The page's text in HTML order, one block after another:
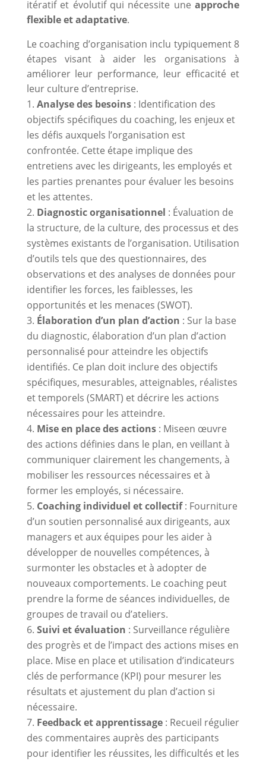
itératif et évolutif qui nécessite uneapproche
flexible et adaptative.
Le coaching d’organisation inclu typiquement 8
étapes visant à aider les organisations à
améliorer leur performance, leur efficacité et
leur culture d’entreprise.
Analyse des besoins: Identification des
objectifs spécifiques du coaching, les enjeux et
les défis auxquels l’organisation est
confrontée. Cette étape implique des
entretiens avec les dirigeants, les employés et
les parties prenantes pour évaluer les besoins
et les attentes.
Diagnostic organisationnel : Évaluation de
la structure, de la culture, des processus et des
systèmes existants de l’organisation. Utilisation
d’outils tels que des questionnaires, des
observations et des analyses de données pour
identifier les forces, les faiblesses, les
opportunités et les menaces (SWOT).
Élaboration d’un plan d’action : Sur la base
du diagnostic, élaboration d’un plan d’action
personnalisé pour atteindre les objectifs
identifiés. Ce plan doit inclure des objectifs
spécifiques, mesurables, atteignables, réalistes
et temporels (SMART) et décrire les actions
nécessaires pour les atteindre.
Mise en place des actions: Miseen œuvre
des actions définies dans le plan, en veillant à
communiquer clairement les changements, à
mobiliser les ressources nécessaires et à
former les employés, si nécessaire.
Coaching individuel et collectif: Fourniture
d’un soutien personnalisé aux dirigeants, aux
managers et aux équipes pour les aider à
développer de nouvelles compétences, à
surmonter les obstacles et à adopter de
nouveaux comportements. Le coaching peut
prendre la forme de séances individuelles, de
groupes de travail ou d’ateliers.
Suivi et évaluation : Surveillance régulière
des progrès et de l’impact des actions mises en
place. Mise en place et utilisation d’indicateurs
clés de performance (KPI) pour mesurer les
résultats et ajustement du plan d’action si
nécessaire.
Feedback et apprentissage: Recueil régulier
des commentaires auprès des participants
pour identifier les réussites, les difficultés et les